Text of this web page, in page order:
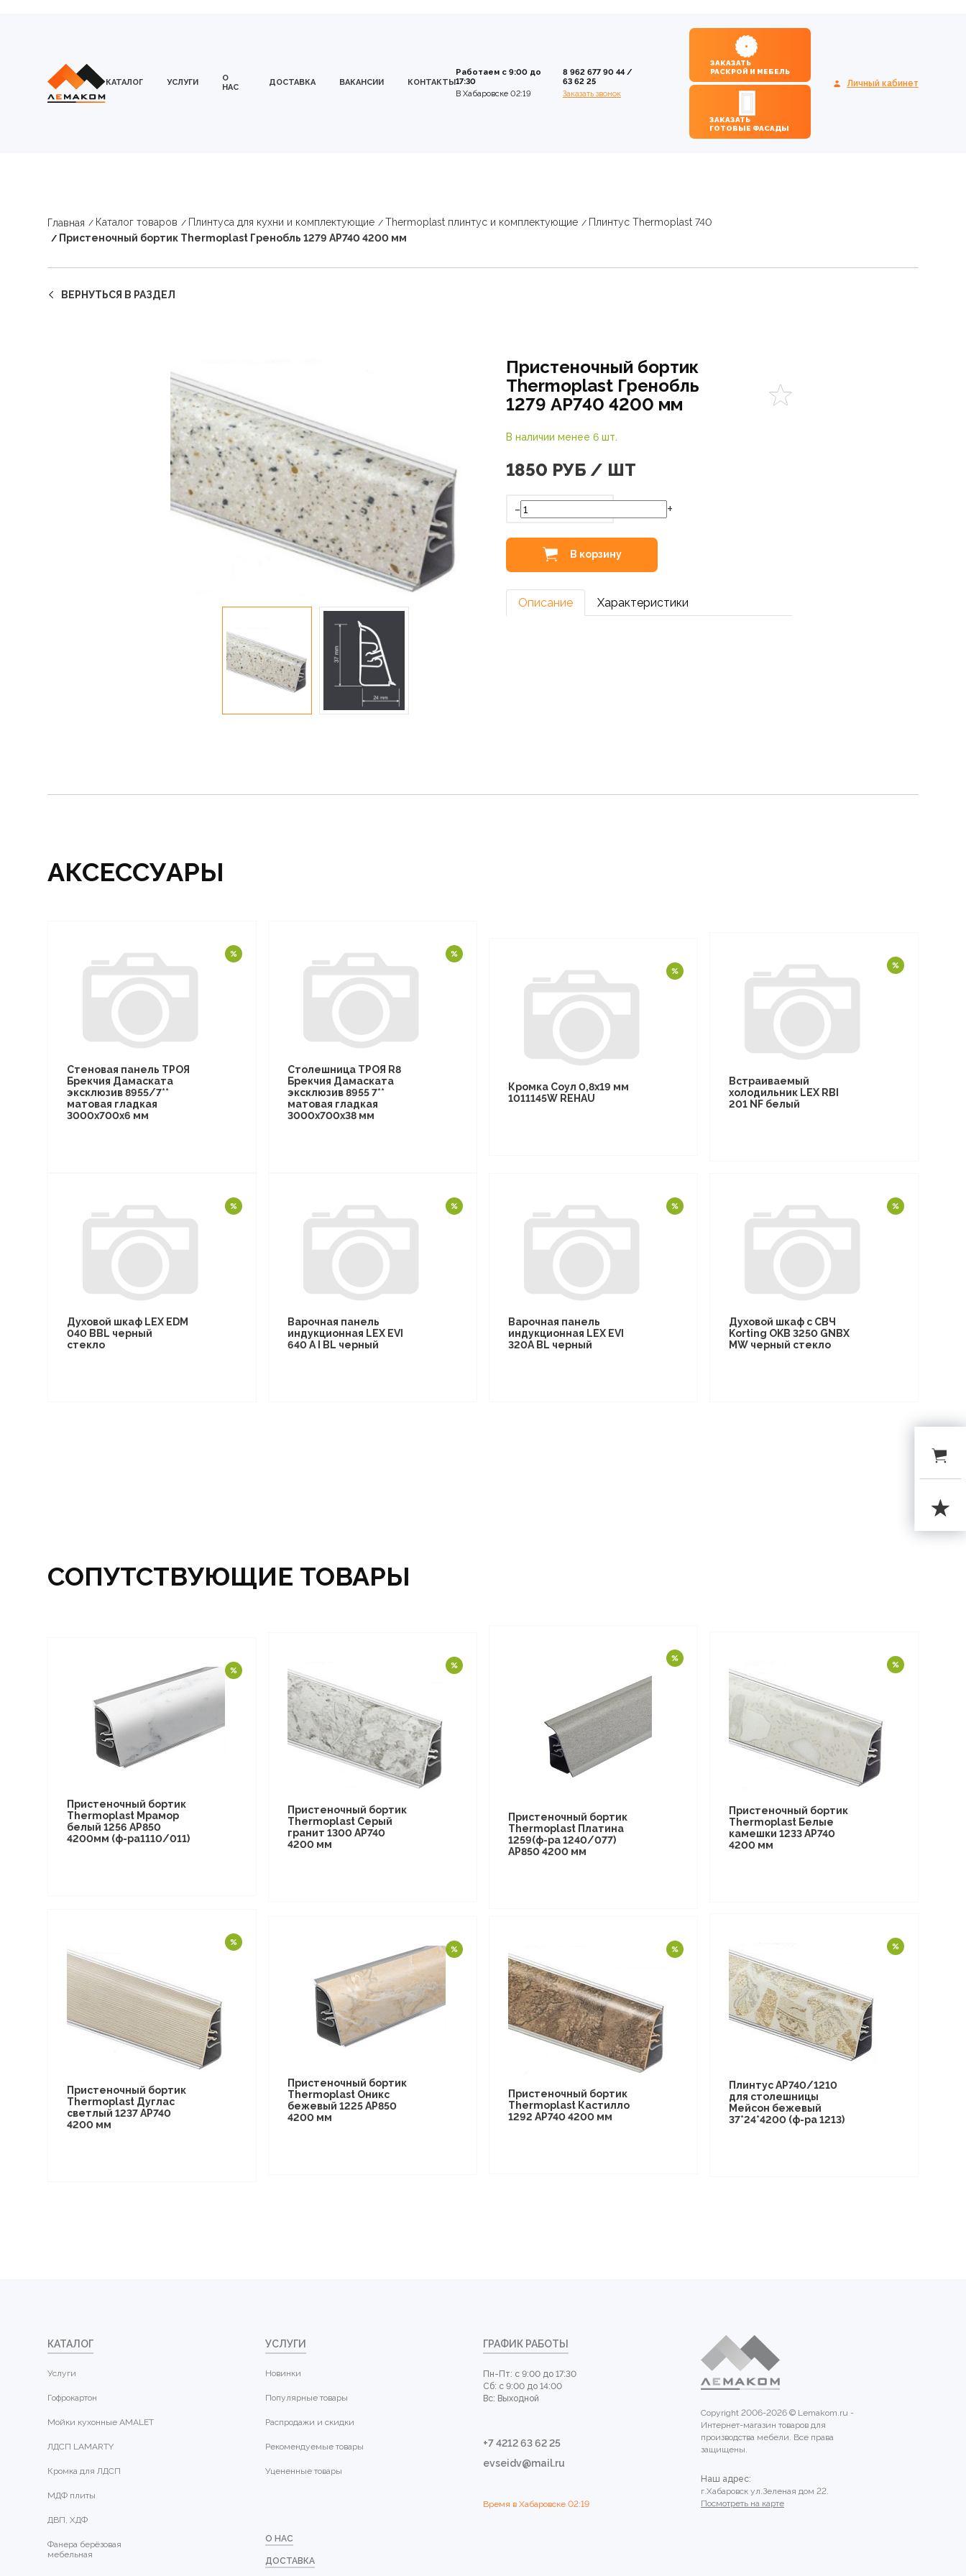
КАТАЛОГ УСЛУГИ
О
НАС
ДОСТАВКА ВАКАНСИИ КОНТАКТЫ
Работаем с 9:00 до
17:30
В Хабаровске 02:19
8 962 677 90 44/
63 62 25
Заказать звонок
ЗАКАЗАТЬ
РАСКРОЙ И МЕБЕЛЬ
ЗАКАЗАТЬ
ГОТОВЫЕ ФАСАДЫ
Личный кабинет
Главная Каталог товаров Плинтуса для кухни и комплектующие Thermoplast плинтус и комплектующие
Плинтус Thermoplast 740
Пристеночный бортик Thermoplast Гренобль 1279 AP740 4200 мм
ВЕРНУТЬСЯ В РАЗДЕЛ
Пристеночный бортик
Thermoplast Гренобль
1279 AP740 4200 мм
В наличии менее 6 шт.
1850 РУБ / ШТ
- +
В корзину
Описание Характеристики
АКСЕССУАРЫ
Стеновая панель ТРОЯ
Брекчия Дамаската
эксклюзив 8955/7**
матовая гладкая
3000х700х6 мм
Столешница ТРОЯ R8
Брекчия Дамаската
эксклюзив 8955 7**
матовая гладкая
3000х700х38 мм
Кромка Соул 0,8х19 мм
1011145W REHAU
Встраиваемый
холодильник LEX RBI
201 NF белый
Духовой шкаф LEX EDM
040 BBL черный
стекло
Варочная панель
индукционная LEX EVI
640 A I BL черный
Варочная панель
индукционная LEX EVI
320A BL черный
Духовой шкаф с СВЧ
Korting OKB 3250 GNBX
MW черный стекло
СОПУТСТВУЮЩИЕ ТОВАРЫ
Пристеночный бортик
Thermoplast Мрамор
белый 1256 AP850
4200мм (ф-ра1110/011)
Пристеночный бортик
Thermoplast Серый
гранит 1300 AP740
4200 мм
Пристеночный бортик
Thermoplast Платина
1259(ф-ра 1240/077)
AP850 4200 мм
Пристеночный бортик
Thermoplast Белые
камешки 1233 AP740
4200 мм
Пристеночный бортик
Thermoplast Дуглас
светлый 1237 AP740
4200 мм
Пристеночный бортик
Thermoplast Оникс
бежевый 1225 AP850
4200 мм
Пристеночный бортик
Thermoplast Кастилло
1292 AP740 4200 мм
Плинтус АР740/1210
для столешницы
Мейсон бежевый
37*24*4200 (ф-ра 1213)
КАТАЛОГ
Услуги
Гофрокартон
Мойки кухонные AMALET
ЛДСП LAMARTY
Кромка для ЛДСП
МДФ плиты
ДВП, ХДФ
Фанера берёзовая
мебельная
УСЛУГИ
Новинки
Популярные товары
Распродажи и скидки
Рекомендуемые товары
Уцененные товары
О НАС
ДОСТАВКА
ГРАФИК РАБОТЫ
Пн-Пт: с 9:00 до 17:30
Сб: с 9:00 до 14:00
Вс: Выходной
+7 4212 63 62 25
evseidv@mail.ru
Время в Хабаровске 02:19
Copyright 2006-2026 © Lemakom.ru -
Интернет-магазин товаров для
производства мебели. Все права
защищены.
Наш адрес:
г.Хабаровск ул.Зеленая дом 22.
Посмотреть на карте